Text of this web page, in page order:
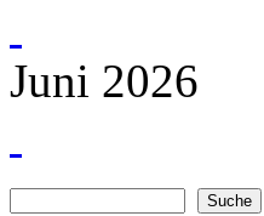
Juni 2026